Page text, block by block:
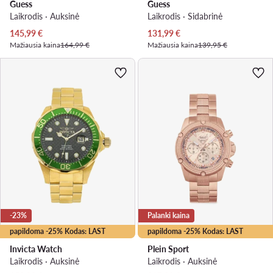
Guess
Laikrodis · Auksinė
Dabartinė kaina
145,99€
Mažiausia kaina164,99 €
Guess
Laikrodis · Sidabrinė
Dabartinė kaina
131,99€
Mažiausia kaina139,95 €
papildoma -25% Kodas: LAST
-23%
Invicta Watch
Laikrodis · Auksinė
papildoma -25% Kodas: LAST
Palanki kaina
Plein Sport
Laikrodis · Auksinė